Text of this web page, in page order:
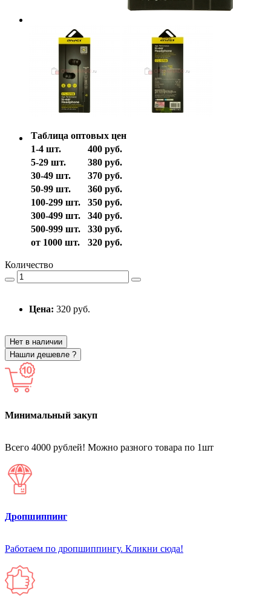
Таблица оптовых цен
1-4 шт.
400 руб.
5-29 шт.
380 руб.
30-49 шт.
370 руб.
50-99 шт.
360 руб.
100-299 шт.
350 руб.
300-499 шт.
340 руб.
500-999 шт.
330 руб.
от 1000 шт.
320 руб.
Количество
Цена: 320 руб.
Нет в наличии
Нашли дешевле ?
Минимальный закуп
Всего 4000 рублей! Можно разного товара по 1шт
Дропшиппинг
Работаем по дропшиппингу. Кликни сюда!